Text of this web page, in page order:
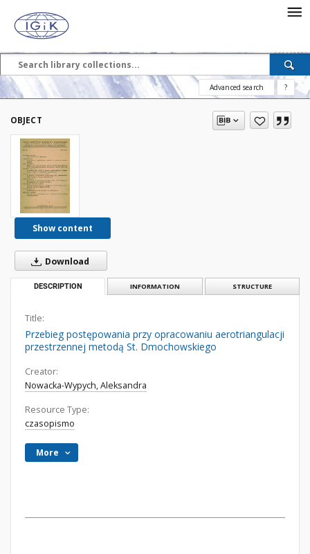
Advanced search ?
OBJECT
Show content
Download
DESCRIPTION INFORMATION STRUCTURE
Title:
Przebieg postępowania przy opracowaniu aerotriangulacji
przestrzennej metodą St. Dmochowskiego
Creator:
Nowacka-Wypych, Aleksandra
Resource Type:
czasopismo
More